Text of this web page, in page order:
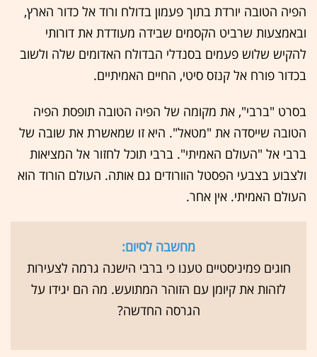
הפיה הטובה יורדת בתוך פעמון בדולח ורוד אל כדור הארץ,
ובאמצעות שרביט הקסמים שבידה מעודדת את דורותי
להקיש שלוש פעמים בסנדלי הבדולח האדומים שלה ולשוב
בכדור פורח אל קנזס סיטי, החיים האמיתיים.
בסרט "ברבי", את מקומה של הפיה הטובה תופסת הפיה
הטובה שייסדה את "מטאל". היא זו שמאשרת את שובה של
ברבי אל "העולם האמיתי". ברבי תוכל לחזור אל המציאות
ולצבוע בצבעי הפסטל הוורודים גם אותה. העולם הורוד הוא
העולם האמיתי. אין אחר.
מחשבה לסיום:
חוגים פמיניסטיים טענו כי ברבי הישנה גרמה לצעירות
לזהות את קיומן עם הזוהר המתועש. מה הם יגידו על
הגרסה החדשה?